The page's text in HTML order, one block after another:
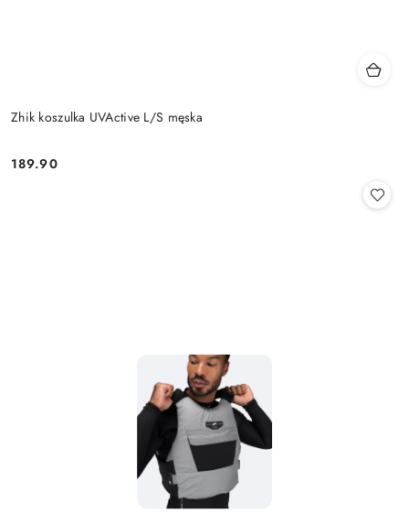
Zhik koszulka UVActive L/S męska
Cena:
189.90